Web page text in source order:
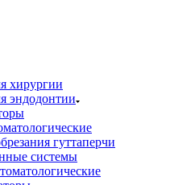
хирургии
эндодонтии
гуттаперчи
системы